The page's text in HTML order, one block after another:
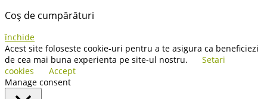
Coș de cumpărături
închide
Acest site foloseste cookie-uri pentru a te asigura ca beneficiezi
de cea mai buna experienta pe site-ul nostru.
Setari
cookies
Accept
Manage consent